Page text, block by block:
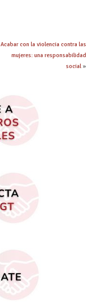
Acabar con la violencia contra las
mujeres: una responsabilidad
social»